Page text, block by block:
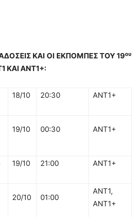
KAI OI ΕΚΠΟΜΠΕΣ ΤΟΥ 19ου
ΚΑΙ ΑΝΤ1+:
18/10 20:30 ANT1+
19/10 00:30 ANT1+
19/10 21:00 ANT1+
20/10 01:00
ANT1,
ANT1+